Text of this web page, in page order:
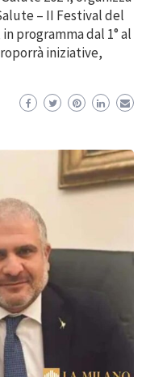
– II Festival del
programma dal 1° al
iniziative,